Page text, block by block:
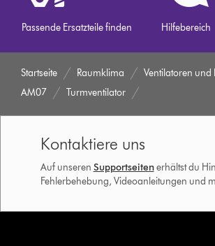
Passende Ersatzteile finden Hilfebereich
Startseite Raumklima
Ventilatoren und
AM07
Turmventilator
Kontaktiere uns
Auf unseren Supportseiten erhältst du
Fehlerbehebung, Videoanleitungen und